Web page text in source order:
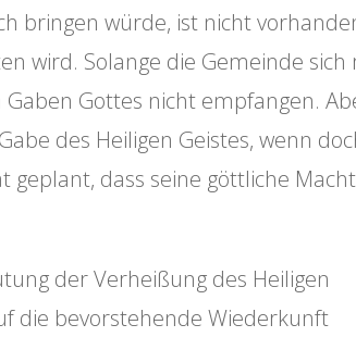
bringen würde, ist nicht
wird. Solange die Gemeinde sich
Gottes nicht empfangen.
des Heiligen Geistes, wenn
geplant, dass seine göttliche Macht
der Verheißung des Heiligen
die bevorstehende Wiederkunft